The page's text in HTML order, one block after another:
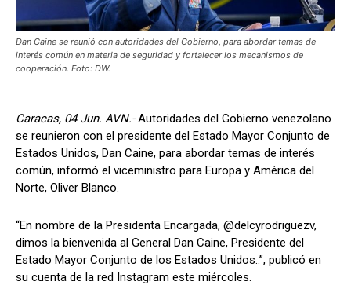
Dan Caine se reunió con autoridades del Gobierno, para abordar temas de
interés común en materia de seguridad y fortalecer los mecanismos de
cooperación. Foto: DW.
Caracas, 04 Jun. AVN.-Autoridades del Gobierno venezolano
se reunieron con el presidente del Estado Mayor Conjunto de
Estados Unidos, Dan Caine, para abordar temas de interés
común, informó el viceministro para Europa y América del
Norte, Oliver Blanco.
“En nombre de la Presidenta Encargada, @delcyrodriguezv,
dimos la bienvenida al General Dan Caine, Presidente del
Estado Mayor Conjunto de los Estados Unidos..”, publicó en
su cuenta de la red Instagram este miércoles.